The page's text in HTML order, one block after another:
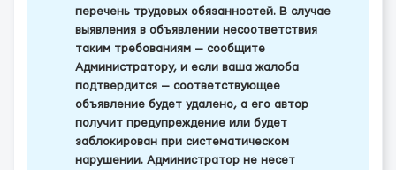
перечень трудовых обязанностей. В случае
выявления в объявлении несоответствия
таким требованиям — сообщите
Администратору, и если ваша жалоба
подтвердится — соответствующее
объявление будет удалено, а его автор
получит предупреждение или будет
заблокирован при систематическом
нарушении. Администратор не несет